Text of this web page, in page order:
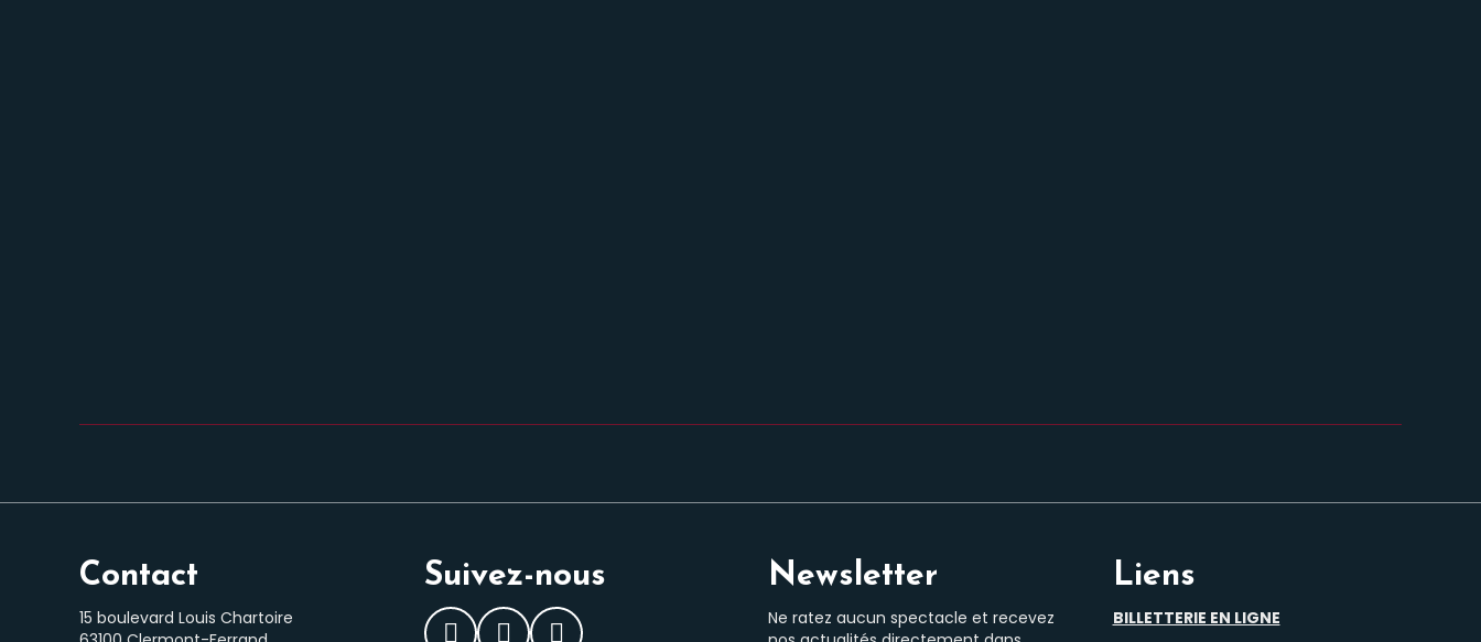
Contact
15 boulevard Louis Chartoire
Suivez-nous Newsletter
Ne ratez aucun spectacle et recevez
Liens
BILLETTERIE EN LIGNE